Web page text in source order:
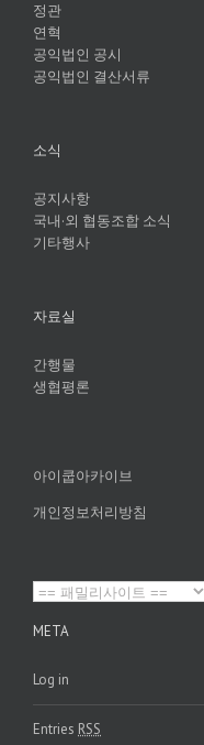
정관
연혁
공익법인 공시
공익법인 결산서류
소식
공지사항
국내·외 협동조합 소식
기타행사
자료실
간행물
생협평론
아이쿱아카이브
개인정보처리방침
META
Log in
Entries RSS